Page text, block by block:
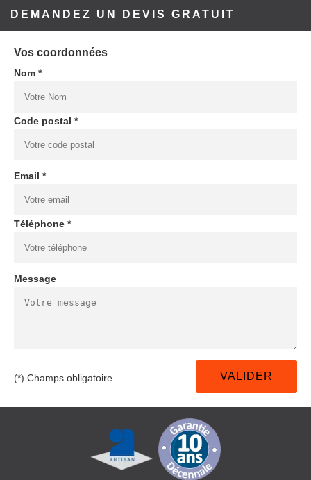
DEMANDEZ UN DEVIS GRATUIT
Vos coordonnées
Nom *
Code postal *
Email *
Téléphone *
Message
(*) Champs obligatoire